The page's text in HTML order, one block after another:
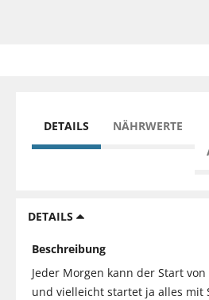
DETAILS NÄHRWERTE
DETAILS
Beschreibung
Jeder Morgen kann der Start
und vielleicht startet ja alles mit